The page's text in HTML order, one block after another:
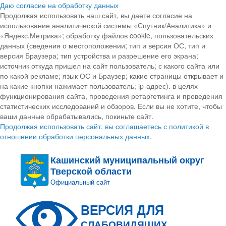
Даю согласие на обработку данных
Продолжая использовать наш сайт, вы даете согласие на
использование аналитической системы «Спутник/Аналитика» и
«Яндекс.Метрика»; обработку файлов cookie, пользовательских
данных (сведения о местоположении; тип и версия ОС, тип и
версия Браузера; тип устройства и разрешение его экрана;
источник откуда пришел на сайт пользователь; с какого сайта или
по какой рекламе; язык ОС и Браузер; какие страницы открывает и
на какие кнопки нажимает пользователь; ip-адрес). в целях
функционирования сайта, проведения ретаргетинга и проведения
статистических исследований и обзоров. Если вы не хотите, чтобы
ваши данные обрабатывались, покиньте сайт.
Продолжая использовать сайт, вы соглашаетесь с политикой в
отношении обработки персональных данных.